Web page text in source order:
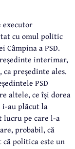
executor
cu omul politic
Câmpina a PSD.
interimar,
președinte ales.
PSD
altele, ce își dorea
i-au plăcut la
lucru pe care l-a
probabil, că
politica este un